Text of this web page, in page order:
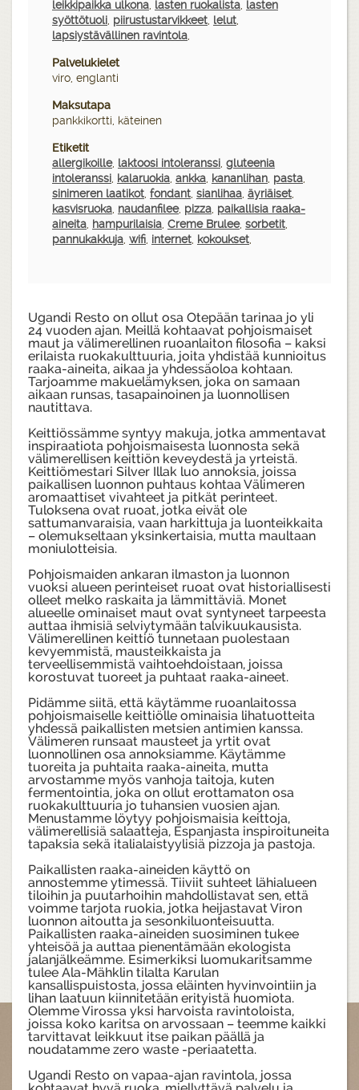
leikkipaikka ulkona, lasten ruokalista, lasten
syöttötuoli, piirustustarvikkeet, lelut,
lapsiystävällinen ravintola,
Palvelukielet
viro, englanti
Maksutapa
pankkikortti, käteinen
Etiketit
allergikoille, laktoosi intoleranssi, gluteenia
intoleranssi, kalaruokia, ankka, kananlihan, pasta,
sinimeren laatikot, fondant, sianlihaa, äyriäiset,
kasvisruoka, naudanfilee, pizza, paikallisia raaka-
aineita, hampurilaisia, Creme Brulee, sorbetit,
pannukakkuja, wifi, internet, kokoukset,
Ugandi Resto on ollut osa Otepään tarinaa jo yli
24 vuoden ajan. Meillä kohtaavat pohjoismaiset
maut ja välimerellinen ruoanlaiton filosofia – kaksi
erilaista ruokakulttuuria, joita yhdistää kunnioitus
raaka-aineita, aikaa ja yhdessäoloa kohtaan.
Tarjoamme makuelämyksen, joka on samaan
aikaan runsas, tasapainoinen ja luonnollisen
nautittava.
Keittiössämme syntyy makuja, jotka ammentavat
inspiraatiota pohjoismaisesta luonnosta sekä
välimerellisen keittiön keveydestä ja yrteistä.
Keittiömestari Silver Illak luo annoksia, joissa
paikallisen luonnon puhtaus kohtaa Välimeren
aromaattiset vivahteet ja pitkät perinteet.
Tuloksena ovat ruoat, jotka eivät ole
sattumanvaraisia, vaan harkittuja ja luonteikkaita
– olemukseltaan yksinkertaisia, mutta maultaan
moniulotteisia.
Pohjoismaiden ankaran ilmaston ja luonnon
vuoksi alueen perinteiset ruoat ovat historiallisesti
olleet melko raskaita ja lämmittäviä. Monet
alueelle ominaiset maut ovat syntyneet tarpeesta
auttaa ihmisiä selviytymään talvikuukausista.
Välimerellinen keittiö tunnetaan puolestaan
kevyemmistä, mausteikkaista ja
terveellisemmistä vaihtoehdoistaan, joissa
korostuvat tuoreet ja puhtaat raaka-aineet.
Pidämme siitä, että käytämme ruoanlaitossa
pohjoismaiselle keittiölle ominaisia lihatuotteita
yhdessä paikallisten metsien antimien kanssa.
Välimeren runsaat mausteet ja yrtit ovat
luonnollinen osa annoksiamme. Käytämme
tuoreita ja puhtaita raaka-aineita, mutta
arvostamme myös vanhoja taitoja, kuten
fermentointia, joka on ollut erottamaton osa
ruokakulttuuria jo tuhansien vuosien ajan.
Menustamme löytyy pohjoismaisia keittoja,
välimerellisiä salaatteja, Espanjasta inspiroituneita
tapaksia sekä italialaistyylisiä pizzoja ja pastoja.
Paikallisten raaka-aineiden käyttö on
annostemme ytimessä. Tiiviit suhteet lähialueen
tiloihin ja puutarhoihin mahdollistavat sen, että
voimme tarjota ruokia, jotka heijastavat Viron
luonnon aitoutta ja sesonkiluonteisuutta.
Paikallisten raaka-aineiden suosiminen tukee
yhteisöä ja auttaa pienentämään ekologista
jalanjälkeämme. Esimerkiksi luomukaritsamme
tulee Ala-Mähklin tilalta Karulan
kansallispuistosta, jossa eläinten hyvinvointiin ja
lihan laatuun kiinnitetään erityistä huomiota.
Olemme Virossa yksi harvoista ravintoloista,
joissa koko karitsa on arvossaan – teemme kaikki
tarvittavat leikkuut itse paikan päällä ja
noudatamme zero waste -periaatetta.
Ugandi Resto on vapaa-ajan ravintola, jossa